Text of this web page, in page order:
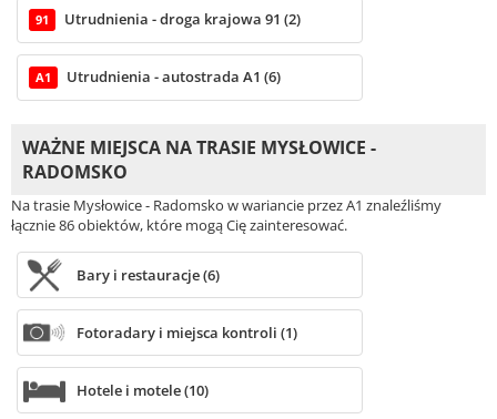
91 Utrudnienia - droga krajowa 91 (2)
A1 Utrudnienia - autostrada A1 (6)
WAŻNE MIEJSCA NA TRASIE MYSŁOWICE -
RADOMSKO
Na trasie Mysłowice - Radomsko w wariancie przez A1 znaleźliśmy
łącznie 86 obiektów, które mogą Cię zainteresować.
Bary i restauracje (6)
Fotoradary i miejsca kontroli (1)
Hotele i motele (10)